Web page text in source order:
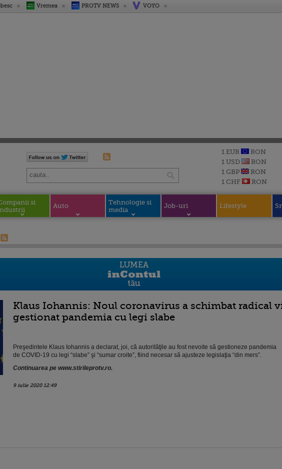
Vremea PROTV NEWS VOYO
1 EUR
RON
1 USD
RON
1 GBP
RON
1 CHF
RON
si
Auto
Tehnologie si
media
Job-uri Lifestyle
Klaus Iohannis: Noul coronavirus a schimbat radical
gestionat pandemia cu legi slabe
Preşedintele Klaus Iohannis a declarat, joi, că autorităţile au fost nevoite să gestioneze pandemia
de COVID-19 cu legi “slabe” şi “sumar croite”, fiind necesar să ajusteze legislaţia “din mers”.
Continuarea pe www.stirileprotv.ro.
9 iulie 2020 12:49